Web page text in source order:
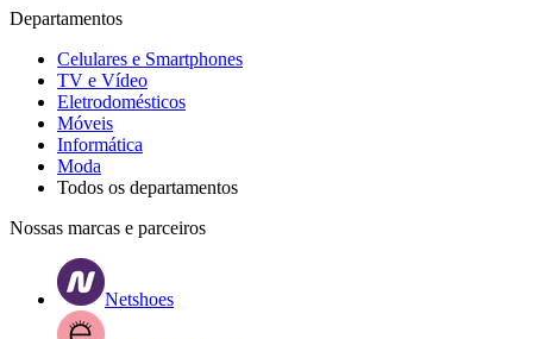
Departamentos
Celulares e Smartphones
TV e Vídeo
Eletrodomésticos
Móveis
Informática
Moda
Todos os departamentos
Nossas marcas e parceiros
Netshoes